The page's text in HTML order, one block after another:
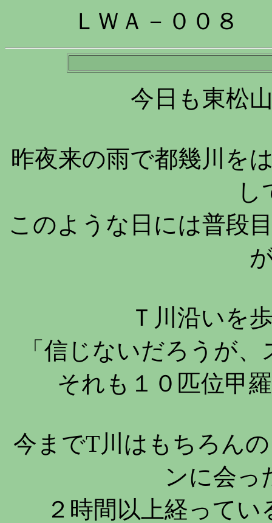
ＬＷＡ－００８
今日も東松
昨夜来の雨で都幾川を
し
このような日には普段
Ｔ川沿いを
「信じないだろうが
それも１０匹位甲
今までT川はもちろん
ンに会っ
２時間以上経って